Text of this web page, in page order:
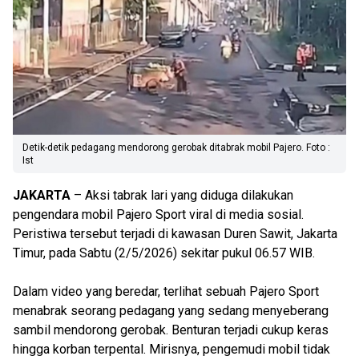
Detik-detik pedagang mendorong gerobak ditabrak mobil Pajero. Foto :
Ist
JAKARTA – Aksi tabrak lari yang diduga dilakukan
pengendara mobil Pajero Sport viral di media sosial.
Peristiwa tersebut terjadi di kawasan Duren Sawit, Jakarta
Timur, pada Sabtu (2/5/2026) sekitar pukul 06.57 WIB.
Dalam video yang beredar, terlihat sebuah Pajero Sport
menabrak seorang pedagang yang sedang menyeberang
sambil mendorong gerobak. Benturan terjadi cukup keras
hingga korban terpental. Mirisnya, pengemudi mobil tidak